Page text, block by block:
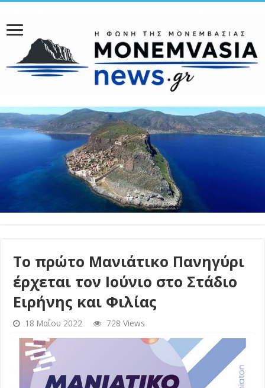
Tο πρώτο Μανιάτικο Πανηγύρι
έρχεται τον Ιούνιο στο Στάδιο
Ειρήνης και Φιλίας
18 Μαΐου 2022 728 Views